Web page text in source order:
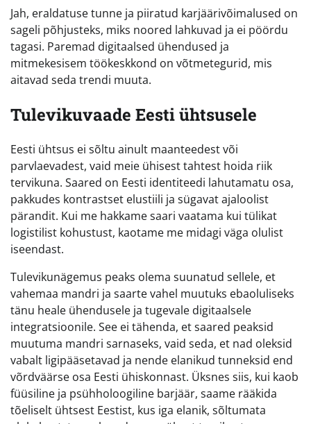
Jah, eraldatuse tunne ja piiratud karjäärivõimalused on
sageli põhjusteks, miks noored lahkuvad ja ei pöördu
tagasi. Paremad digitaalsed ühendused ja
mitmekesisem töökeskkond on võtmetegurid, mis
aitavad seda trendi muuta.
Tulevikuvaade Eesti ühtsusele
Eesti ühtsus ei sõltu ainult maanteedest või
parvlaevadest, vaid meie ühisest tahtest hoida riik
tervikuna. Saared on Eesti identiteedi lahutamatu osa,
pakkudes kontrastset elustiili ja sügavat ajaloolist
pärandit. Kui me hakkame saari vaatama kui tülikat
logistilist kohustust, kaotame me midagi väga olulist
iseendast.
Tulevikunägemus peaks olema suunatud sellele, et
vahemaa mandri ja saarte vahel muutuks ebaoluliseks
tänu heale ühendusele ja tugevale digitaalsele
integratsioonile. See ei tähenda, et saared peaksid
muutuma mandri sarnaseks, vaid seda, et nad oleksid
vabalt ligipääsetavad ja nende elanikud tunneksid end
võrdväärse osa Eesti ühiskonnast. Üksnes siis, kui kaob
füüsiline ja psühholoogiline barjäär, saame rääkida
tõeliselt ühtsest Eestist, kus iga elanik, sõltumata